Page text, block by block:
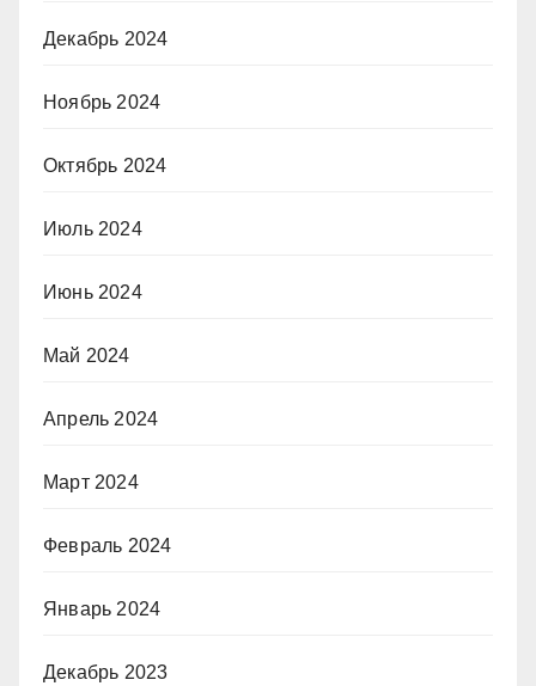
Декабрь 2024
Ноябрь 2024
Октябрь 2024
Июль 2024
Июнь 2024
Май 2024
Апрель 2024
Март 2024
Февраль 2024
Январь 2024
Декабрь 2023